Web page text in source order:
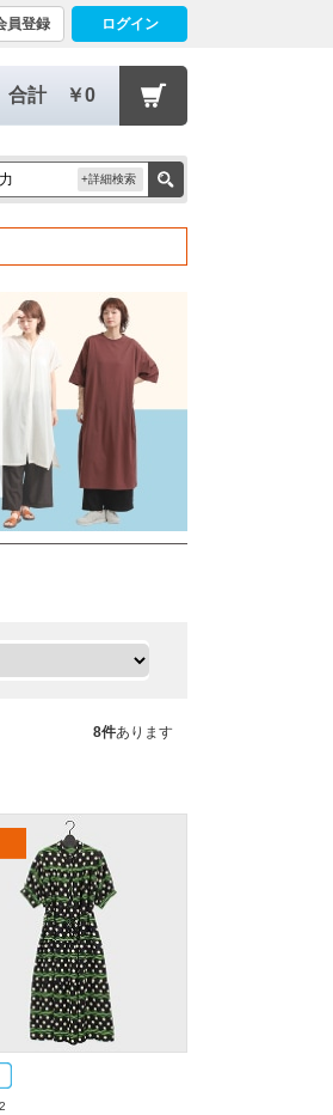
ログイン
員登録
合計 ￥0
+詳細検索
8件あります